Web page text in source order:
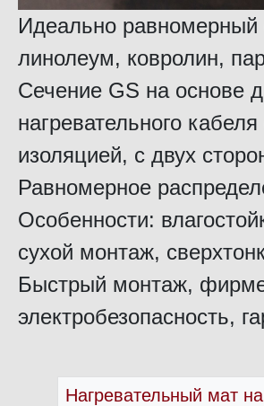
Идеально равномерный
линолеум, ковролин,
Сечение GS на основе
нагревательного
изоляцией, с двух
Равномерное
Особенности:
сухой монтаж,
Быстрый монтаж,
электробезопасность,
Нагревательный мат